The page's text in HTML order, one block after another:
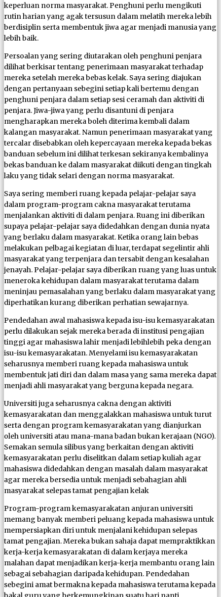
keperluan norma masyarakat. Penghuni perlu mengikuti
rutin harian yang agak tersusun dalam melatih mereka lebih
berdisiplin serta membentuk jiwa agar menjadi manusia yang
lebih baik.
Persoalan yang sering diutarakan oleh penghuni penjara
dilihat berkisar tentang penerimaan masyarakat terhadap
mereka setelah mereka bebas kelak. Saya sering diajukan
dengan pertanyaan sebegini setiap kali bertemu dengan
penghuni penjara dalam setiap sesi ceramah dan aktiviti di
penjara. Jiwa-jiwa yang perlu disantuni di penjara
mengharapkan mereka boleh diterima kembali dalam
kalangan masyarakat. Namun penerimaan masyarakat yang
tercalar disebabkan oleh kepercayaan mereka kepada bekas
banduan sebelum ini dilihat terkesan sekiranya kembalinya
bekas banduan ke dalam masyarakat diikuti dengan tingkah
laku yang tidak selari dengan norma masyarakat.
Saya sering memberi ruang kepada pelajar-pelajar saya
dalam program-program cakna masyarakat terutama
menjalankan aktiviti di dalam penjara. Ruang ini diberikan
supaya pelajar-pelajar saya didedahkan dengan dunia nyata
yang berlaku dalam masyarakat. Ketika orang lain bebas
melakukan pelbagai kegiatan di luar, terdapat segelintir ahli
masyarakat yang terpenjara dan tersabit dengan kesalahan
jenayah. Pelajar-pelajar saya diberikan ruang yang luas untuk
meneroka kehidupan dalam masyarakat terutama dalam
meninjau pemasalahan yang berlaku dalam masyarakat yang
diperhatikan kurang diberikan perhatian sewajarnya.
Pendedahan awal mahasiswa kepada isu-isu kemasyarakatan
perlu dilakukan sejak mereka berada di institusi pengajian
tinggi agar mahasiswa lahir menjadi lebihlebih peka dengan
isu-isu kemasyarakatan. Menyelami isu kemasyarakatan
seharusnya memberi ruang kepada mahasiswa untuk
membentuk jati diri dan dalam masa yang sama mereka dapat
menjadi ahli masyarakat yang berguna kepada negara.
Universiti juga seharusnya cakna dengan aktiviti
kemasyarakatan dan menggalakkan mahasiswa untuk turut
serta dengan program kemasyarakatan yang dianjurkan
oleh universiti atau mana-mana badan bukan kerajaan (NGO).
Semakan semula silibus yang berkaitan dengan aktiviti
kemasyarakatan perlu diselitkan dalam setiap kuliah agar
mahasiswa didedahkan dengan masalah dalam masyarakat
agar mereka bersedia untuk menjadi sebahagian ahli
masyarakat selepas tamat pengajian kelak
Program-program kemasyarakatan anjuran universiti
memang banyak memberi peluang kepada mahasiswa untuk
mempersiapkan diri untuk menjalani kehidupan selepas
tamat pengajian. Mereka bukan sahaja dapat mempraktikkan
kerja-kerja kemasyarakatan di dalam kerjaya mereka
malahan dapat menjadikan kerja-kerja membantu orang lain
sebagai sebahagian daripada kehidupan. Pendedahan
sebegini amat bermakna kepada mahasiswa terutama kepada